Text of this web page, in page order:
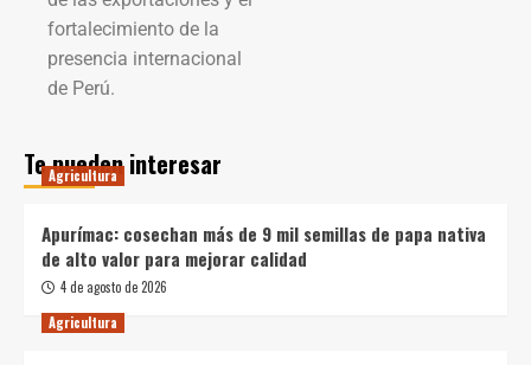
fortalecimiento de la
presencia internacional
de Perú.
Te pueden interesar
Agricultura
Apurímac: cosechan más de 9 mil semillas de papa nativa
de alto valor para mejorar calidad
4 de agosto de 2026
Agricultura